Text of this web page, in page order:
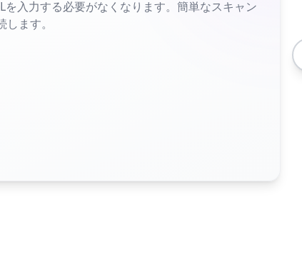
入力する必要がなくなります。簡単なスキャン
ます。